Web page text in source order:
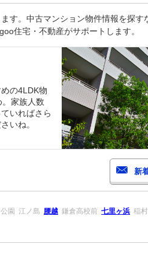
す。中古マンション物件情報を探す
住宅・不動産がサポートします。
の4LDK物
家族人数
いればさら
いね。
園 江ノ島 腰越 鎌倉高校前 七里ヶ浜 稲